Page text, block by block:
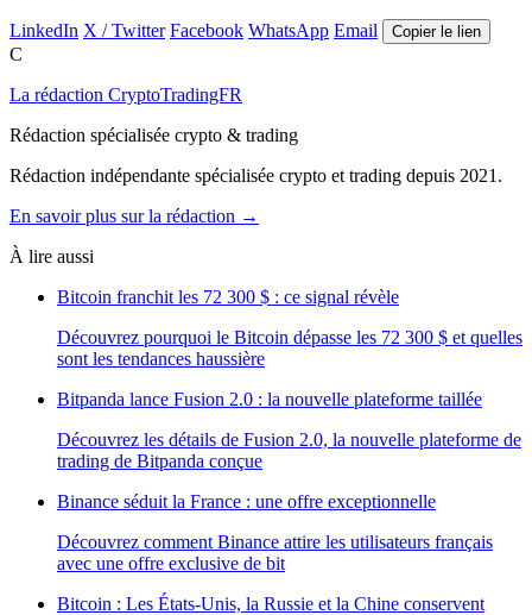
LinkedIn X / Twitter Facebook WhatsApp Email Copier le lien
C
La rédaction CryptoTradingFR
Rédaction spécialisée crypto & trading
Rédaction indépendante spécialisée crypto et trading depuis 2021.
En savoir plus sur la rédaction →
À lire aussi
Bitcoin franchit les 72 300 $ : ce signal révèle
Découvrez pourquoi le Bitcoin dépasse les 72 300 $ et quelles
sont les tendances haussière
Bitpanda lance Fusion 2.0 : la nouvelle plateforme taillée
Découvrez les détails de Fusion 2.0, la nouvelle plateforme de
trading de Bitpanda conçue
Binance séduit la France : une offre exceptionnelle
Découvrez comment Binance attire les utilisateurs français
avec une offre exclusive de bit
Bitcoin : Les États-Unis, la Russie et la Chine conservent